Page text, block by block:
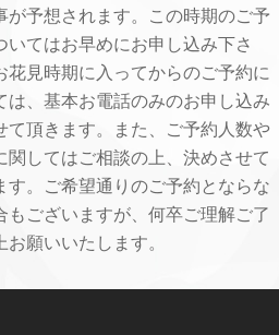
が予想されます。この時期のご予
いてはお早めにお申し込み下さ
花見時期に入ってからのご予約に
は、基本お電話のみのお申し込み
て頂きます。また、ご予約人数や
関してはご相談の上、決めさせて
す。ご希望通りのご予約とならな
もございますが、何卒ご理解ご了
お願いいたします。